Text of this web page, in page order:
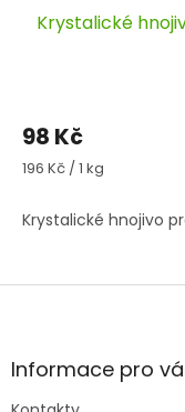
Krystalické
98 Kč
Měrná
196 Kč / 1 kg
Krystalické hnojivo
Z
aInformace pro